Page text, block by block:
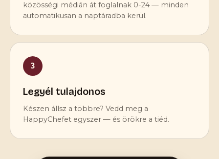
közösségi médián át foglalnak 0-24 — minden
automatikusan a naptáradba kerül.
3
Legyél tulajdonos
Készen állsz a többre? Vedd meg a
HappyChefet egyszer — és örökre a tiéd.